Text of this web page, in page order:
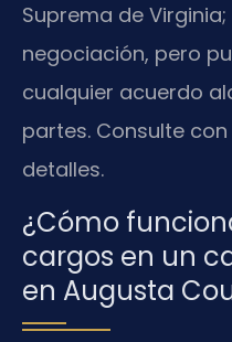
Suprema de
negociación, pero
cualquier acuerdo
partes. Consulte
detalles.
¿Cómo
cargos en un
en Augusta